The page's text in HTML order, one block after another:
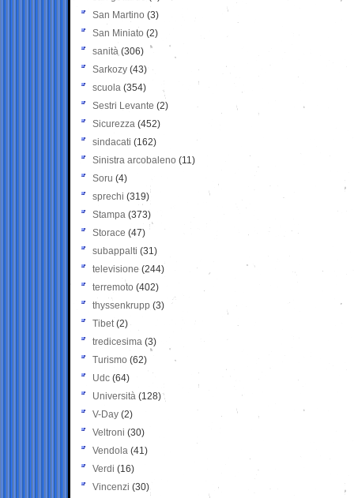
San Martino (3)
San Miniato (2)
sanità (306)
Sarkozy (43)
scuola (354)
Sestri Levante (2)
Sicurezza (452)
sindacati (162)
Sinistra arcobaleno (11)
Soru (4)
sprechi (319)
Stampa (373)
Storace (47)
subappalti (31)
televisione(244)
terremoto (402)
thyssenkrupp (3)
Tibet(2)
tredicesima (3)
Turismo (62)
Udc (64)
Università (128)
V-Day (2)
Veltroni (30)
Vendola (41)
Verdi (16)
Vincenzi (30)